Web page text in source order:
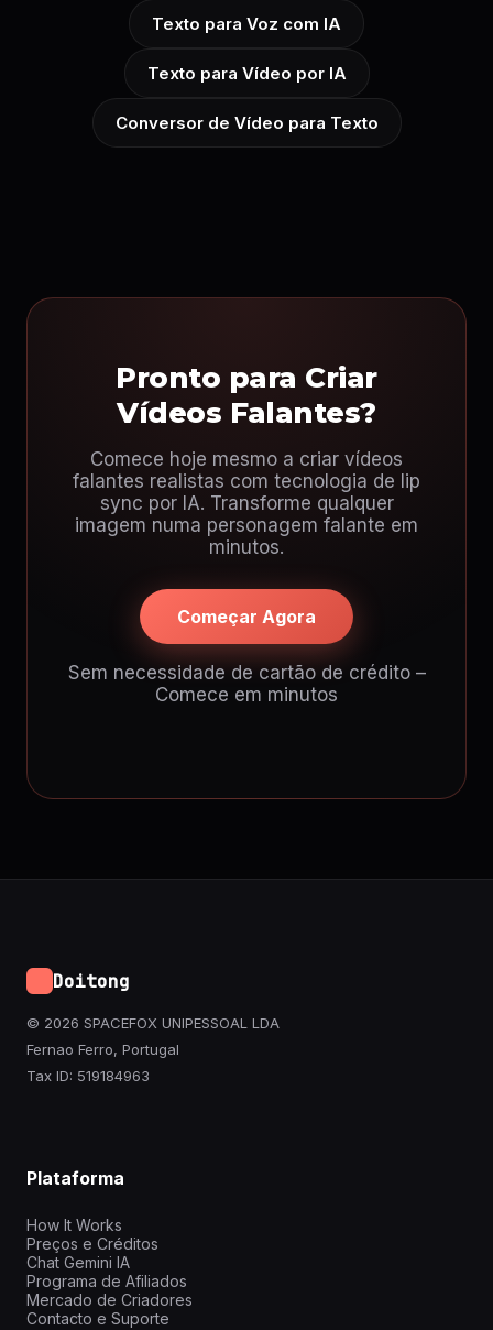
Texto para Voz com IA
Texto para Vídeo por IA
Conversor de Vídeo para Texto
Pronto para Criar
Vídeos Falantes?
Comece hoje mesmo a criar vídeos
falantes realistas com tecnologia de lip
sync por IA. Transforme qualquer
imagem numa personagem falante em
minutos.
Começar Agora
Sem necessidade de cartão de crédito –
Comece em minutos
Doitong
© 2026 SPACEFOX UNIPESSOAL LDA
Fernao Ferro, Portugal
Tax ID: 519184963
Plataforma
How It Works
Preços e Créditos
Chat Gemini IA
Programa de Afiliados
Mercado de Criadores
Contacto e Suporte